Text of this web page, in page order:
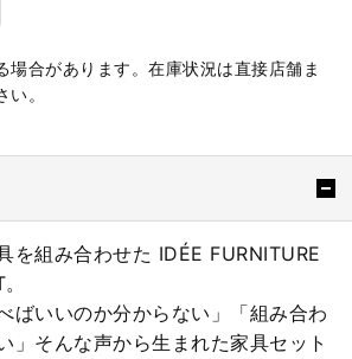
場合があります。在庫状況は直接店舗ま
。
を組み合わせた IDÉE FURNITURE
ばいいのか分からない」「組み合わ
」そんな声から生まれた家具セット